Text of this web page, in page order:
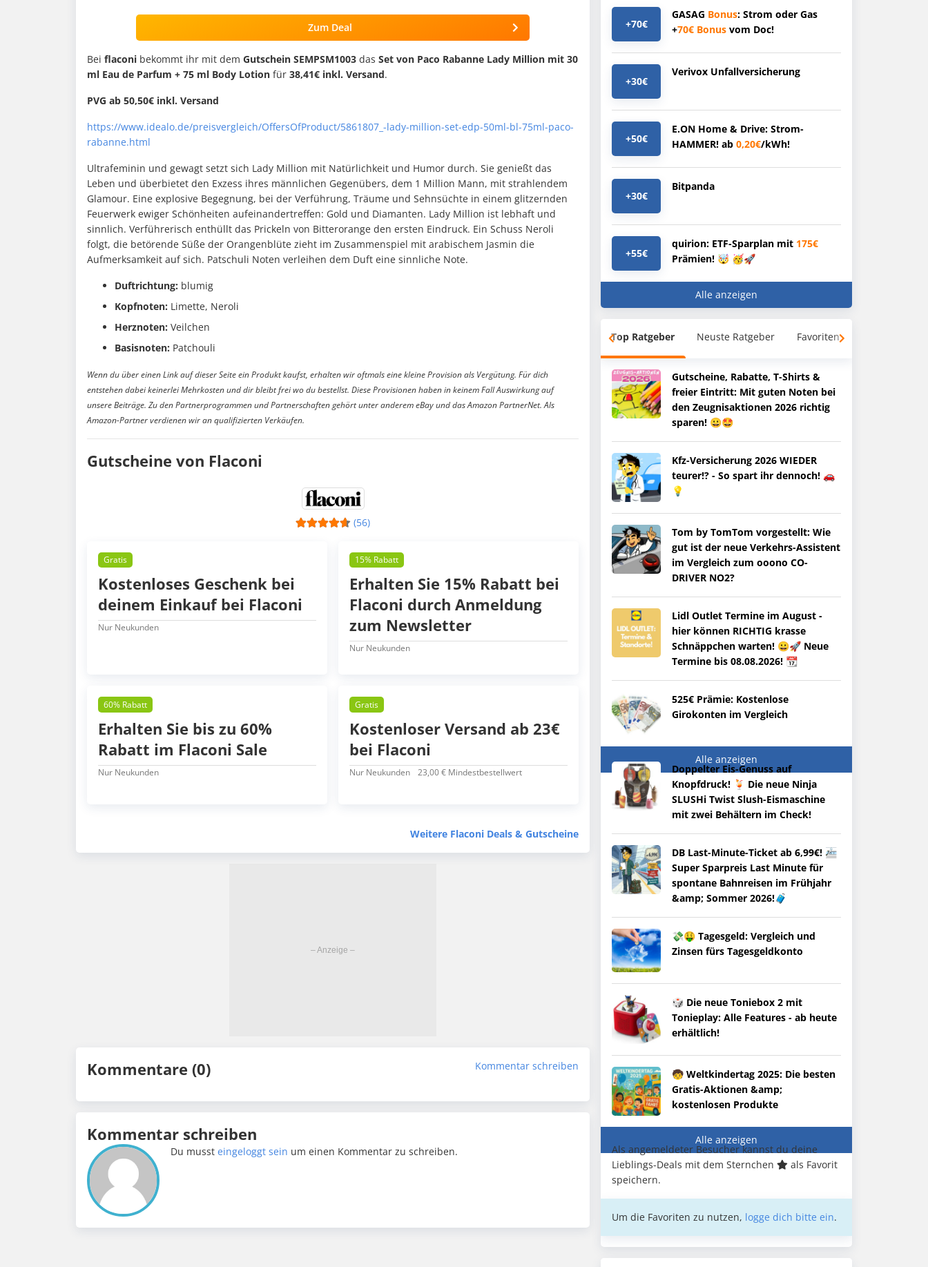
Zum Deal
Bei flaconi bekommt ihr mit dem Gutschein SEMPSM1003 das Set von Paco Rabanne Lady Million mit 30
ml Eau de Parfum + 75 ml Body Lotion für 38,41€ inkl. Versand.
PVG ab 50,50€ inkl. Versand
https://www.idealo.de/preisvergleich/OffersOfProduct/5861807_-lady-million-set-edp-50ml-bl-75ml-paco-
rabanne.html
Ultrafeminin und gewagt setzt sich Lady Million mit Natürlichkeit und Humor durch. Sie genießt das
Leben und überbietet den Exzess ihres männlichen Gegenübers, dem 1 Million Mann, mit strahlendem
Glamour. Eine explosive Begegnung, bei der Verführung, Träume und Sehnsüchte in einem glitzernden
Feuerwerk ewiger Schönheiten aufeinandertreffen: Gold und Diamanten. Lady Million ist lebhaft und
sinnlich. Verführerisch enthüllt das Prickeln von Bitterorange den ersten Eindruck. Ein Schuss Neroli
folgt, die betörende Süße der Orangenblüte zieht im Zusammenspiel mit arabischem Jasmin die
Aufmerksamkeit auf sich. Patschuli Noten verleihen dem Duft eine sinnliche Note.
Duftrichtung: blumig
Kopfnoten: Limette, Neroli
Herznoten: Veilchen
Basisnoten: Patchouli
Wenn du über einen Link auf dieser Seite ein Produkt kaufst, erhalten wir oftmals eine kleine Provision als Vergütung. Für dich
entstehen dabei keinerlei Mehrkosten und dir bleibt frei wo du bestellst. Diese Provisionen haben in keinem Fall Auswirkung auf
unsere Beiträge. Zu den Partnerprogrammen und Partnerschaften gehört unter anderem eBay und das Amazon PartnerNet. Als
Amazon-Partner verdienen wir an qualifizierten Verkäufen.
Gutscheine von Flaconi
(56)
Gratis
Kostenloses Geschenk bei
deinem Einkauf bei Flaconi
Nur Neukunden
15% Rabatt
Erhalten Sie 15% Rabatt bei
Flaconi durch Anmeldung
zum Newsletter
Nur Neukunden
60% Rabatt
Erhalten Sie bis zu 60%
Rabatt im Flaconi Sale
Nur Neukunden
Gratis
Kostenloser Versand ab 23€
bei Flaconi
Nur Neukunden 23,00 € Mindestbestellwert
Weitere Flaconi Deals & Gutscheine
Kommentare (0) Kommentar schreiben
Kommentar schreiben
Du mussteingeloggt sein um einen Kommentar zu schreiben.
+70€
GASAG Bonus: Strom oder Gas
+70€ Bonus vom Doc!
+30€
Verivox Unfallversicherung
+50€
E.ON Home & Drive: Strom-
HAMMER! ab 0,20€/kWh!
+30€
Bitpanda
+55€
quirion: ETF-Sparplan mit 175€
Prämien! 🤯 🥳🚀
Alle anzeigen
Top Ratgeber Neuste Ratgeber Favoriten
Gutscheine, Rabatte, T-Shirts &
freier Eintritt: Mit guten Noten bei
den Zeugnisaktionen 2026 richtig
sparen! 😀🤩
Kfz-Versicherung 2026 WIEDER
teurer!? - So spart ihr dennoch! 🚗
💡
Tom by TomTom vorgestellt: Wie
gut ist der neue Verkehrs-Assistent
im Vergleich zum ooono CO-
DRIVER NO2?
Lidl Outlet Termine im August -
hier können RICHTIG krasse
Schnäppchen warten! 😀🚀 Neue
Termine bis 08.08.2026! 📆
525€ Prämie: Kostenlose
Girokonten im Vergleich
Alle anzeigen
Doppelter Eis-Genuss auf
Knopfdruck! 🍹 Die neue Ninja
SLUSHi Twist Slush-Eismaschine
mit zwei Behältern im Check!
DB Last-Minute-Ticket ab 6,99€! 🚈
Super Sparpreis Last Minute für
spontane Bahnreisen im Frühjahr
&amp; Sommer 2026!🧳
💸🤑 Tagesgeld: Vergleich und
Zinsen fürs Tagesgeldkonto
🎲 Die neue Toniebox 2 mit
Tonieplay: Alle Features - ab heute
erhältlich!
🧒 Weltkindertag 2025: Die besten
Gratis-Aktionen &amp;
kostenlosen Produkte
Alle anzeigen
Als angemeldeter Besucher kannst du deine
Lieblings-Deals mit dem Sternchen
als Favorit
speichern.
Um die Favoriten zu nutzen, logge dich bitte ein.